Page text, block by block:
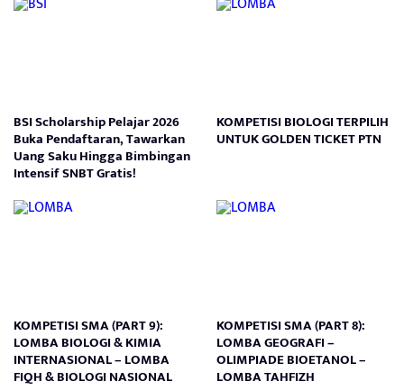
BSI Scholarship Pelajar 2026
Buka Pendaftaran, Tawarkan
Uang Saku Hingga Bimbingan
Intensif SNBT Gratis!
KOMPETISI BIOLOGI TERPILIH
UNTUK GOLDEN TICKET PTN
KOMPETISI SMA (PART 9):
LOMBA BIOLOGI & KIMIA
INTERNASIONAL – LOMBA
FIQH & BIOLOGI NASIONAL
KOMPETISI SMA (PART 8):
LOMBA GEOGRAFI –
OLIMPIADE BIOETANOL –
LOMBA TAHFIZH